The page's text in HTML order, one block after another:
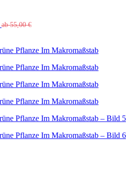
ab55,00€